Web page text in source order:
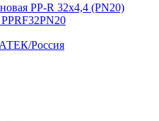
PP-R 32х4,4 (PN20)
Россия